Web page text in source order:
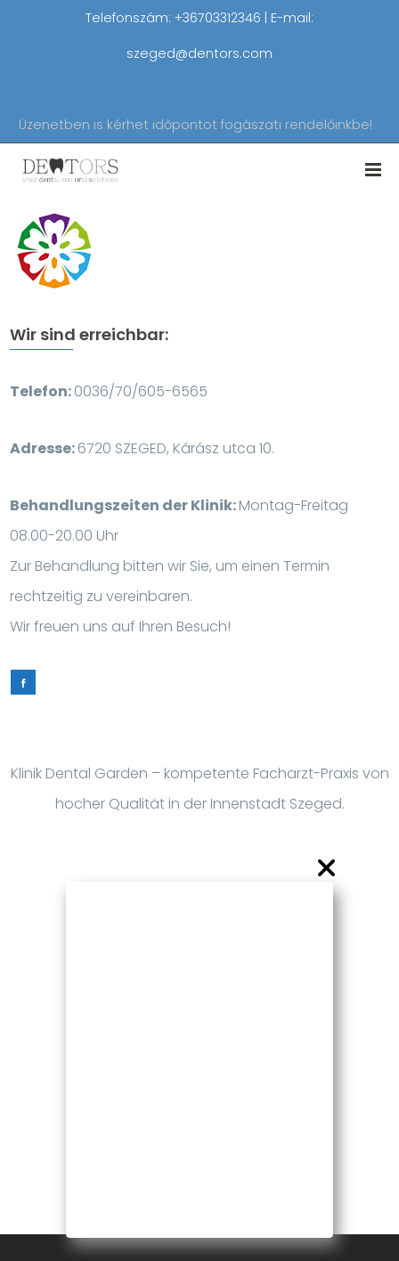
Telefonszám: +36703312346 | E-mail:
szeged@dentors.com
Üzenetben is kérhet időpontot fogászati rendelőinkbe!
Wir sind erreichbar:
Telefon:0036/70/605-6565
Adresse:6720 SZEGED, Kárász utca 10.
Behandlungszeiten der Klinik:Montag-Freitag
08.00-20.00 Uhr
Zur Behandlung bitten wir Sie, um einen Termin
rechtzeitig zu vereinbaren.
Wir freuen uns auf Ihren Besuch!
Klinik Dental Garden – kompetente Facharzt-Praxis von
hocher Qualität in der Innenstadt Szeged.